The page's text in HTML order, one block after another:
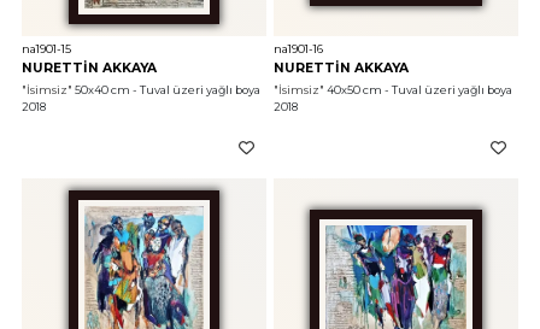
na1901-15
NURETTİN AKKAYA
"İsimsiz" 50x40 cm - Tuval üzeri yağlı boya
2018
na1901-16
NURETTİN AKKAYA
"İsimsiz" 40x50 cm - Tuval üzeri yağlı boya
2018